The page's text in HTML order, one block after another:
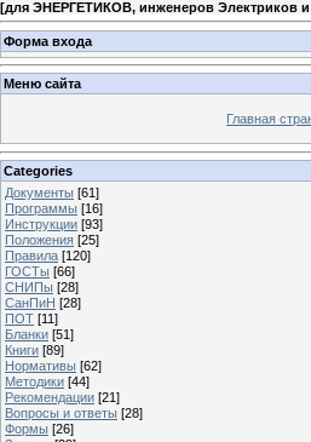
[для ЭНЕРГЕТИКОВ, инженеров Электриков и
Форма входа
Меню сайта
Главная
Categories
Документы [61]
Программы [16]
Инструкции [93]
Положения [25]
Правила [120]
ГОСТы [66]
СНИПы [28]
СанПиН [28]
ПОТ [11]
Бланки [51]
Книги [89]
Нормативы [62]
Методики [44]
Рекомендации [21]
Вопросы и ответы [28]
Формы [26]